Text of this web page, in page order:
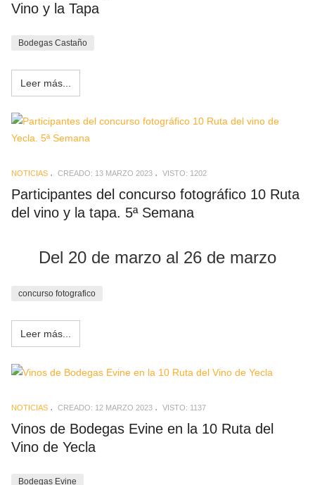
Vino y la Tapa
Bodegas Castaño
Leer más...
NOTICIAS CREADO: 13 MARZO 2023 VISTO: 1202
Participantes del concurso fotográfico 10 Ruta
del vino y la tapa. 5ª Semana
Del 20 de marzo al 26 de marzo
concurso fotografico
Leer más...
NOTICIAS CREADO: 12 MARZO 2023 VISTO: 1137
Vinos de Bodegas Evine en la 10 Ruta del
Vino de Yecla
Bodegas Evine